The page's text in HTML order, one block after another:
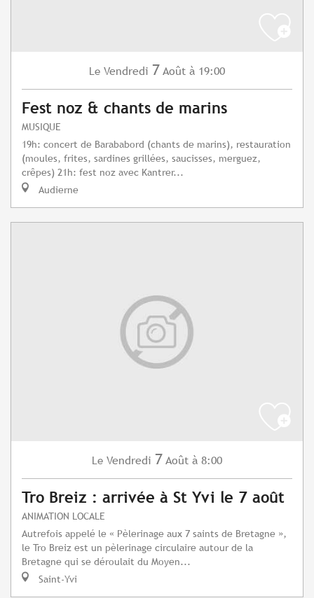
Le Vendredi 7 Août à 19:00
Fest noz & chants de marins
MUSIQUE
19h: concert de Barababord (chants de marins), restauration
(moules, frites, sardines grillées, saucisses, merguez,
crêpes) 21h: fest noz avec Kantrer...
Audierne
Le Vendredi 7 Août à 8:00
Tro Breiz : arrivée à St Yvi le 7 août
ANIMATION LOCALE
Autrefois appelé le « Pèlerinage aux 7 saints de Bretagne »,
le Tro Breiz est un pèlerinage circulaire autour de la
Bretagne qui se déroulait du Moyen...
Saint-Yvi